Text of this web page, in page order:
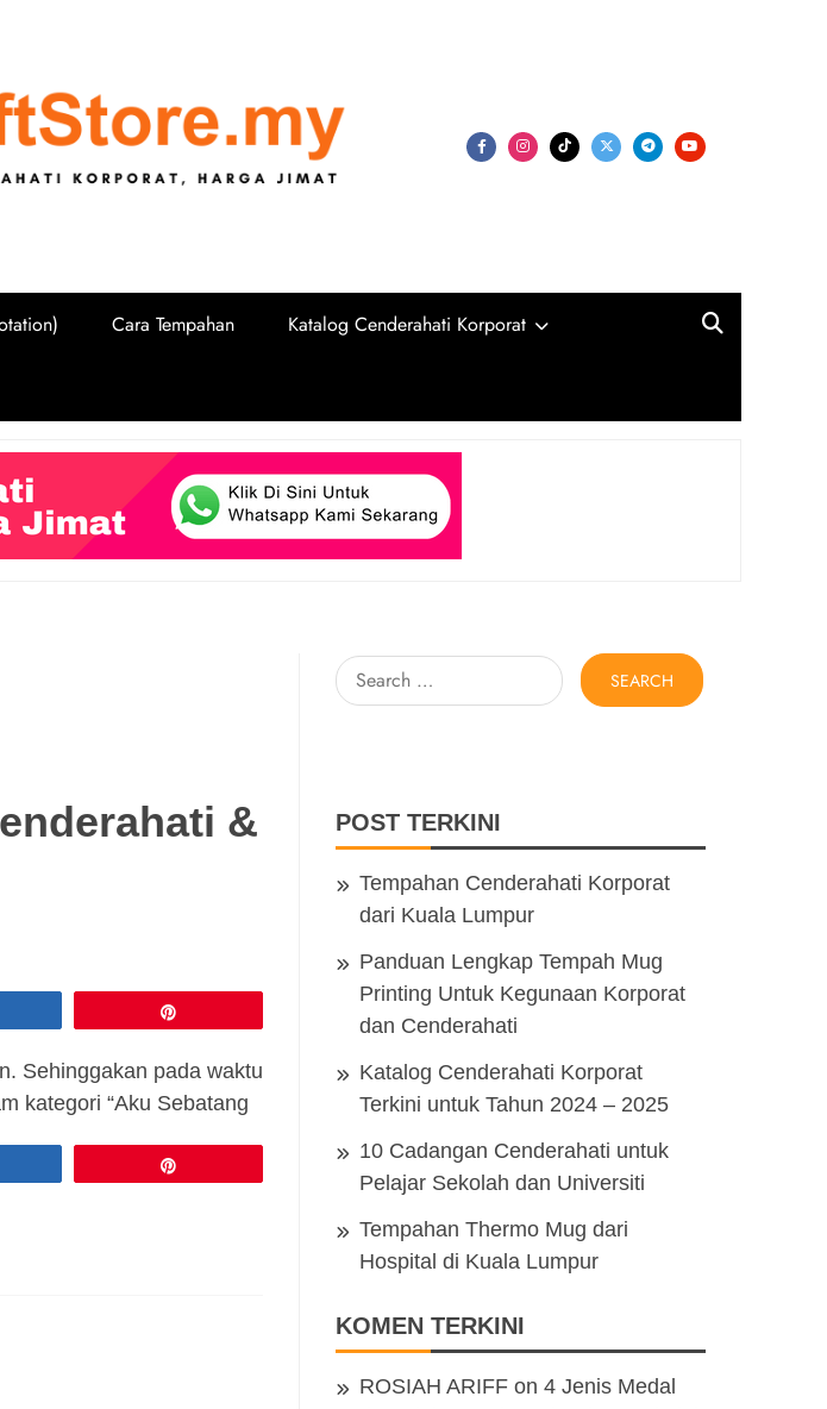
Cara Tempahan Katalog Cenderahati Korporat
&
Sehinggakan pada waktu
kategori “Aku Sebatang
Search
for:
POST TERKINI
Tempahan Cenderahati Korporat
dari Kuala Lumpur
Panduan Lengkap Tempah Mug
Printing Untuk Kegunaan Korporat
dan Cenderahati
Katalog Cenderahati Korporat
Terkini untuk Tahun 2024 – 2025
10 Cadangan Cenderahati untuk
Pelajar Sekolah dan Universiti
Tempahan Thermo Mug dari
Hospital di Kuala Lumpur
KOMEN TERKINI
ROSIAH ARIFF on 4 Jenis Medal